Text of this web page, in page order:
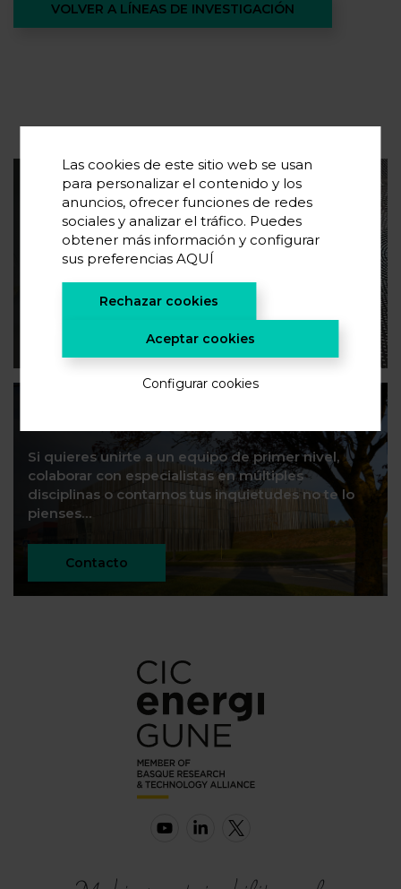
VOLVER A LÍNEAS DE INVESTIGACIÓN
Suscríbete a nuestra newsletter
Si quieres conocer las últimas tendencias en
almacenamiento de energía y novedades en
Si quieres unirte a un equipo de primer nivel,
colaborar con especialistas en múltiples
disciplinas o contarnos tus inquietudes no te lo
pienses…
Contacto
Las cookies de este sitio web se usan
para personalizar el contenido y los
anuncios, ofrecer funciones de redes
sociales y analizar el tráfico. Puedes
obtener más información y configurar
sus preferenciasAQUÍ
Rechazar cookies
Aceptar cookies
Configurar cookies